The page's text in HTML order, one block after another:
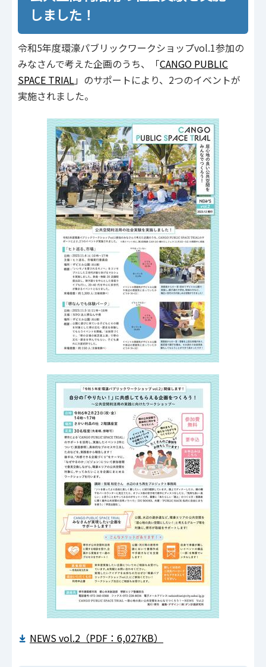
しました！
令和5年度環濠パブリックワークショップvol.1参加の
みなさんで考えた企画のうち、「CANGO PUBLIC
SPACE TRIAL」のサポートにより、2つのイベントが
実施されました。
NEWS vol.2（PDF：6,027KB）